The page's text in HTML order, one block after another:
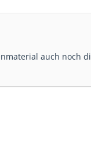
auch noch